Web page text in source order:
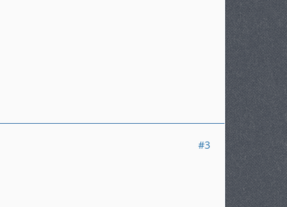
#3